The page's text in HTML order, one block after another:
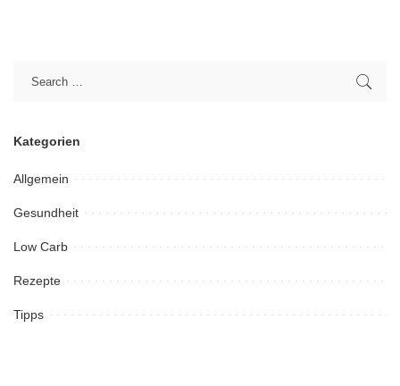
Kategorien
Allgemein
Gesundheit
Low Carb
Rezepte
Tipps